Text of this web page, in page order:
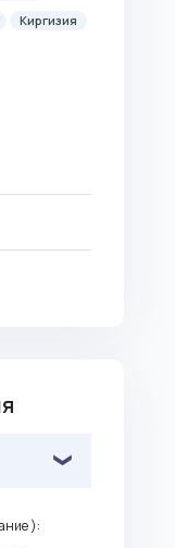
Киргизия
):